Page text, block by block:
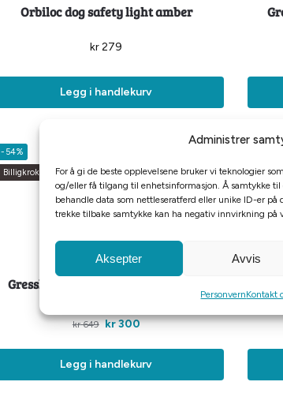
Administrer
For å gi de beste opplevelsene bruker vi teknologier
og/eller få tilgang til enhetsinformasjon. Å samtykke til
behandle data som nettleseratferd eller unike ID-er
trekke tilbake samtykke kan ha negativ innvirkning på
Aksepter Avvis
PersonvernKontakt
Orbiloc dog safety light amber
kr279
Legg i handlekurv
-54%
Billigkroken
Gresshoppa Tynset ulldekken fôret
kr649 kr300
Legg i handlekurv